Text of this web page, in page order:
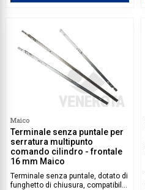
Maico
Terminale senza puntale per
serratura multipunto
comando cilindro - frontale
16 mm Maico
Terminale senza puntale, dotato di
funghetto di chiusura, compatibile